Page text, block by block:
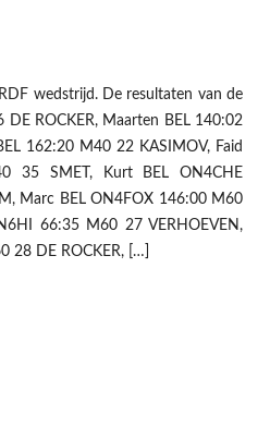
wedstrijd. De resultaten van de
DE ROCKER, Maarten BEL 140:02
162:20 M40 22 KASIMOV, Faid
35 SMET, Kurt BEL ON4CHE
Marc BEL ON4FOX 146:00 M60
66:35 M60 27 VERHOEVEN,
28 DE ROCKER, […]